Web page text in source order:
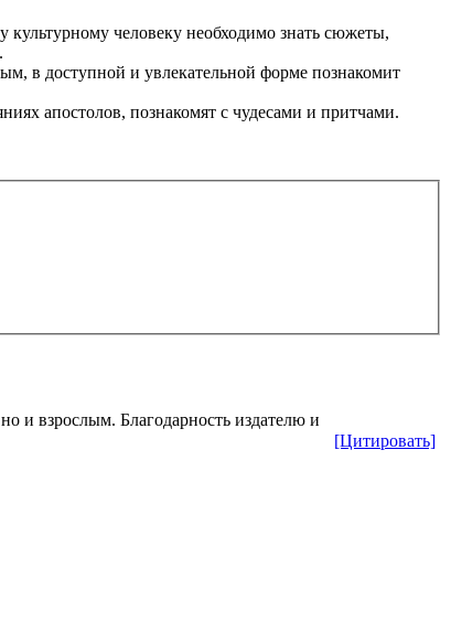
человеку необходимо знать сюжеты,
в доступной и увлекательной форме познакомит
апостолов, познакомят с чудесами и притчами.
[Цитировать]
и взрослым. Благодарность издателю и